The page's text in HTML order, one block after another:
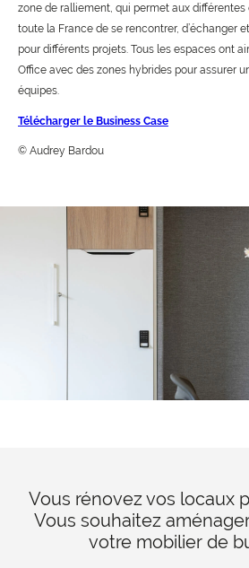
zone de ralliement, qui permet aux
toute la France de se rencontrer, d’échanger
pour différents projets. Tous les espaces ont
Office avec des zones hybrides pour assurer
équipes.
Télécharger le Business Case
© Audrey Bardou
Vous rénovez vos locaux
Vous souhaitez
votre mobilier de